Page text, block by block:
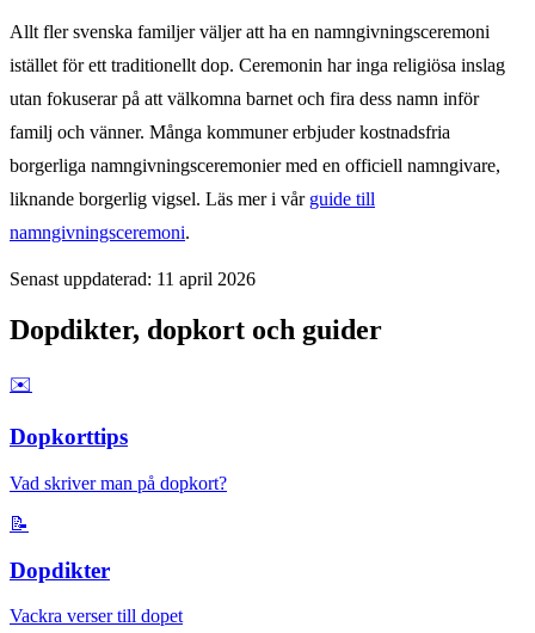
Allt fler svenska familjer väljer att ha en namngivningsceremoni
istället för ett traditionellt dop. Ceremonin har inga religiösa inslag
utan fokuserar på att välkomna barnet och fira dess namn inför
familj och vänner. Många kommuner erbjuder kostnadsfria
borgerliga namngivningsceremonier med en officiell namngivare,
liknande borgerlig vigsel. Läs mer i vår guide till
namngivningsceremoni.
Senast uppdaterad: 11 april 2026
Dopdikter, dopkort och guider
✉️
Dopkorttips
Vad skriver man på dopkort?
📝
Dopdikter
Vackra verser till dopet